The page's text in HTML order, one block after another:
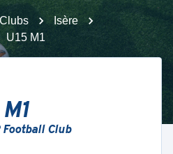
Clubs
Isère
U15 M1
Football Club